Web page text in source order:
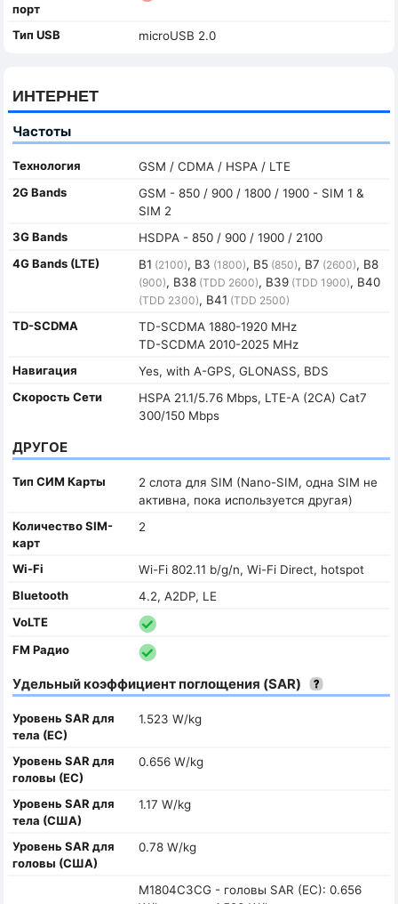
порт
Тип USB
microUSB 2.0
ИНТЕРНЕТ
Частоты
Технология
GSM / CDMA / HSPA / LTE
2G Bands
GSM - 850 / 900 / 1800 / 1900 - SIM 1 &
SIM 2
3G Bands
HSDPA - 850 / 900 / 1900 / 2100
4G Bands (LTE)
B1 (2100), B3 (1800), B5(850), B7 (2600), B8
(900), B38(TDD 2600), B39(TDD 1900), B40
(TDD 2300), B41 (TDD 2500)
TD-SCDMA
TD-SCDMA 1880-1920 MHz
TD-SCDMA 2010-2025 MHz
Навигация
Yes, with A-GPS, GLONASS, BDS
Скорость Сети
HSPA 21.1/5.76 Mbps, LTE-A (2CA) Cat7
300/150 Mbps
ДРУГОЕ
Тип СИМ Карты
2 слота для SIM (Nano-SIM, одна SIM не
активна, пока используется другая)
Количество SIM-
карт
2
Wi-Fi
Wi-Fi 802.11 b/g/n, Wi-Fi Direct, hotspot
Bluetooth
4.2, A2DP, LE
VoLTE
FM Радио
Удельный коэффициент поглощения (SAR)
Уровень SAR для
тела (ЕС)
1.523 W/kg
Уровень SAR для
головы (ЕС)
0.656 W/kg
Уровень SAR для
тела (США)
1.17 W/kg
Уровень SAR для
головы (США)
0.78 W/kg
M1804C3CG - головы SAR (ЕС): 0.656